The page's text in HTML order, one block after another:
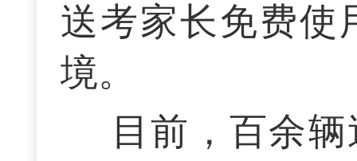
送考家长免费使
境。
目前，百余